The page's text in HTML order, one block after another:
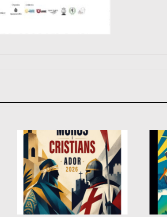
FIESTAS MOROS Y
CRISTIANOS – ASPE
2026